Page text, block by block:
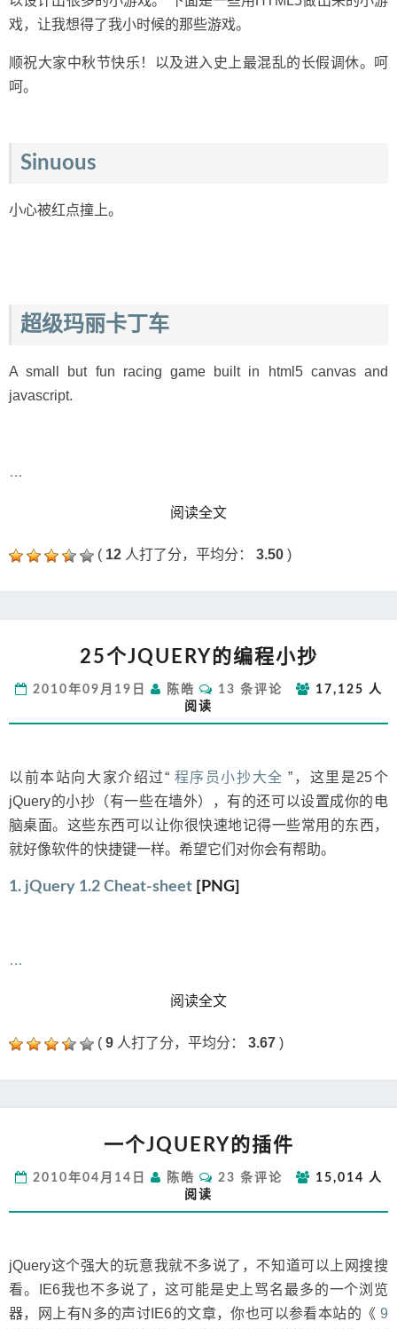
戏，让我想得了我小时候的那些游戏。
顺祝大家中秋节快乐！以及进入史上最混乱的长假调休。呵
呵。
Sinuous
小心被红点撞上。
超级玛丽卡丁车
A small but fun racing game built in html5 canvas and
javascript.
…
阅读全文READ MORE
( 12 人打了分，平均分： 3.50 )
个
的
编
抄
25个JQUERY的编程小抄
2010年09月19日 陈皓
评
13 条评论
17,125 人
阅读
以前本站向大家介绍过“ 程序员小抄大全”，这里是25个
jQuery的小抄（有一些在墙外），有的还可以设置成你的电
脑桌面。这些东西可以让你很快速地记得一些常用的东西，
就好像软件的快捷键一样。希望它们对你会有帮助。
1. jQuery 1.2 Cheat-sheet [PNG]
…
阅读全文READ MORE
( 9 人打了分，平均分： 3.67 )
个
的
插
一个JQUERY的插件
2010年04月14日 陈皓
评
23 条评论
15,014 人
阅读
jQuery这个强大的玩意我就不多说了，不知道可以上网搜搜
看。IE6我也不多说了，这可能是史上骂名最多的一个浏览
器，网上有N多的声讨IE6的文章，你也可以参看本站的《 9